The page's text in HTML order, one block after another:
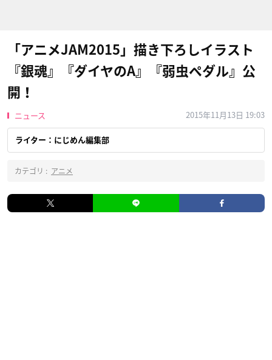
「アニメJAM2015」描き下ろしイラスト
『銀魂』『ダイヤのA』『弱虫ペダル』公
開！
ニュース 2015年11月13日 19:03
ライター：にじめん編集部
カテゴリ : アニメ